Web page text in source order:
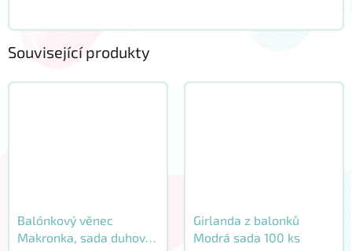
Související produkty
Balónkový věnec
Makronka, sada duhová
Girlanda z balonků
Modrá sada 100 ks